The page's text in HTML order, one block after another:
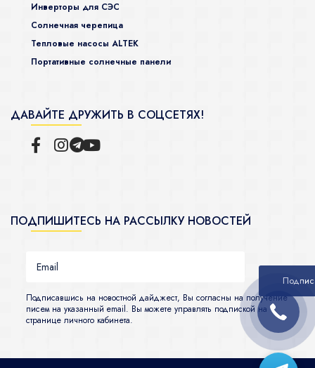
Инверторы для СЭС
Солнечная черепица
Тепловые насосы ALTEK
Портативные солнечные панели
ДАВАЙТЕ ДРУЖИТЬ В СОЦСЕТЯХ!
ПОДПИШИТЕСЬ НА РАССЫЛКУ НОВОСТЕЙ
Подписавшись на новостной дайджест, Вы согласны на получение
писем на указанный email. Вы можете управлять подпиской на
странице личного кабинета.